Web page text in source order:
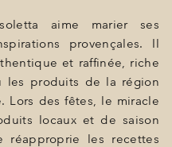
aime marier ses
provençales. Il
et raffinée, riche
les produits de la région
Lors des fêtes, le miracle
locaux et de saison
les recettes